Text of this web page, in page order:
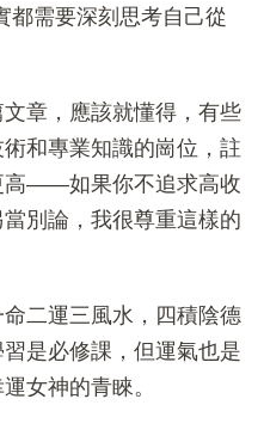
都需要深刻思考自己從
章，應該就懂得，有些
和專業知識的崗位，註
高——如果你不追求高收
別論，我很尊重這樣的
二運三風水，四積陰德
是必修課，但運氣也是
女神的青睞。